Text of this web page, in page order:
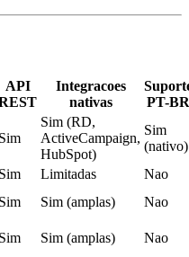
API
Integracoes
nativas
PT-BR
Sim
Sim (RD,
ActiveCampaign,
HubSpot)
Sim
(nativo)
Sim Limitadas
Nao
Sim Sim (amplas) Nao
Sim Sim (amplas) Nao